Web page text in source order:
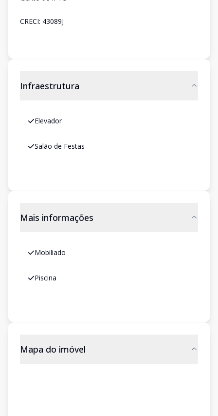
CRECI: 43089J
Infraestrutura
Elevador
Salão de Festas
Mais informações
Mobiliado
Piscina
Mapa do imóvel